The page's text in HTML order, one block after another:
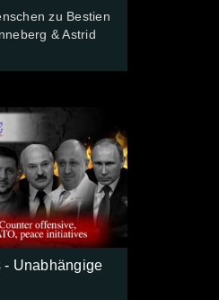
zu Bestien
& Astrid
- Unabhängige